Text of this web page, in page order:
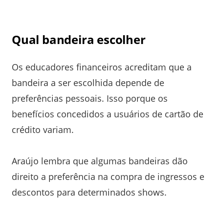
Qual bandeira escolher
Os educadores financeiros acreditam que a
bandeira a ser escolhida depende de
preferências pessoais. Isso porque os
benefícios concedidos a usuários de cartão de
crédito variam.
Araújo lembra que algumas bandeiras dão
direito a preferência na compra de ingressos e
descontos para determinados shows.